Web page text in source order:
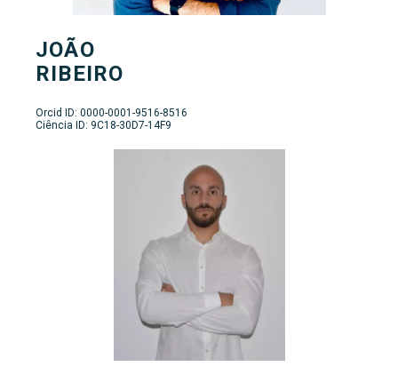
JOÃO
RIBEIRO
Orcid ID: 0000-0001-9516-8516
Ciência ID: 9C18-30D7-14F9